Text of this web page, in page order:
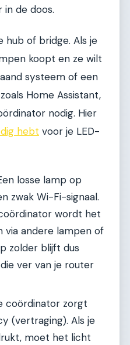
in de doos.
hub of bridge. Als je
koopt en ze wilt
systeem of een
Home Assistant,
nodig. Hier
hebt voor je LED-
losse lamp op
zwak Wi-Fi-signaal.
wordt het
via andere lampen of
zolder blijft dus
ver van je router
coördinator zorgt
(vertraging). Als je
moet het licht